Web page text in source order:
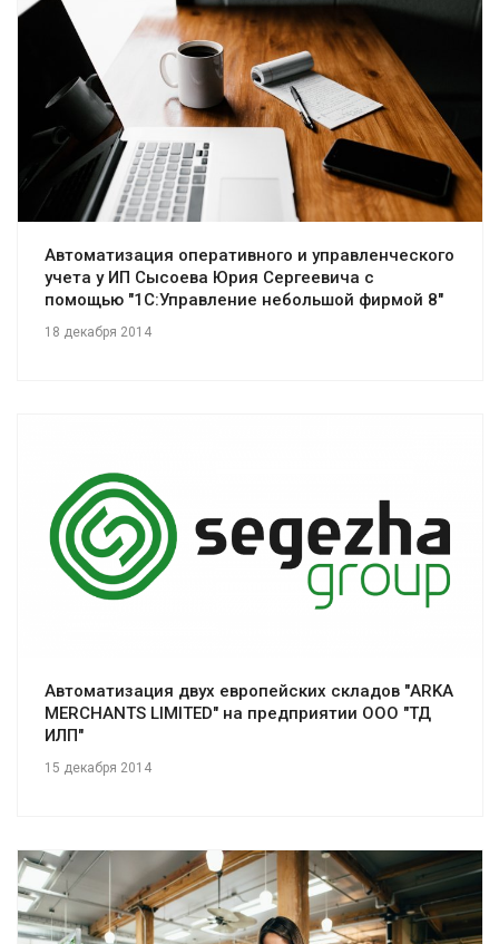
Смотреть проект
Автоматизация оперативного и управленческого
учета у ИП Сысоева Юрия Сергеевича с
помощью "1С:Управление небольшой фирмой 8"
18 декабря 2014
Смотреть проект
Автоматизация двух европейских складов "ARKA
MERCHANTS LIMITED" на предприятии ООО "ТД
ИЛП"
15 декабря 2014